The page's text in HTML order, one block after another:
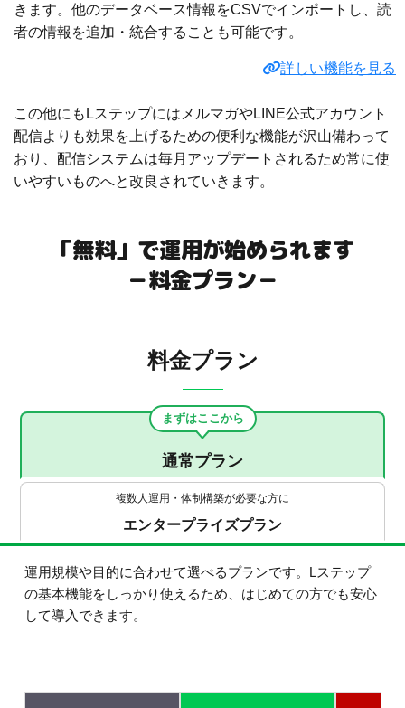
きます。他のデータベース情報をCSVでインポートし、読
者の情報を追加・統合することも可能です。
詳しい機能を見る
この他にもLステップにはメルマガやLINE公式アカウント
配信よりも効果を上げるための便利な機能が沢山備わって
おり、配信システムは毎月アップデートされるため常に使
いやすいものへと改良されていきます。
「無料」で運用が始められます
－料金プラン－
料金プラン
まずはここから
通常プラン
複数人運用・体制構築が必要な方に
エンタープライズプラン
運用規模や目的に合わせて選べるプランです。Lステップ
の基本機能をしっかり使えるため、はじめての方でも安心
して導入できます。